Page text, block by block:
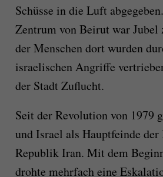
Schüsse in die Luft
Zentrum von Beirut war Jubel
der Menschen dort wurden
israelischen Angriffe
der Stadt Zuflucht.
Seit der Revolution von 1979
und Israel als Hauptfeinde
Republik Iran. Mit dem
drohte mehrfach eine